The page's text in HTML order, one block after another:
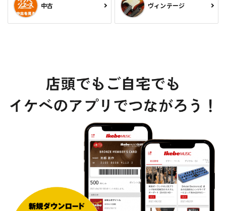
中古 ヴィンテージ